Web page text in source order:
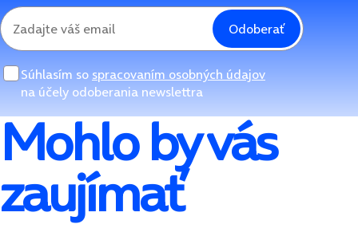
Odoberať
Súhlasím so spracovaním osobných údajov
na účely odoberania newslettra
Mohlo by vás
zaujímať